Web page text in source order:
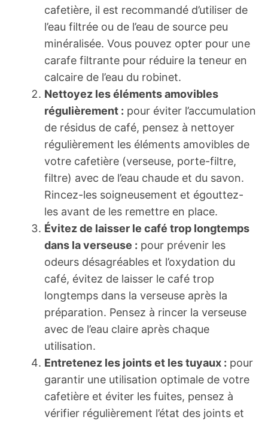
cafetière, il est recommandé d’utiliser de
l’eau filtrée ou de l’eau de source peu
minéralisée. Vous pouvez opter pour une
carafe filtrante pour réduire la teneur en
calcaire de l’eau du robinet.
Nettoyez les éléments amovibles
régulièrement : pour éviter l’accumulation
de résidus de café, pensez à nettoyer
régulièrement les éléments amovibles de
votre cafetière (verseuse, porte-filtre,
filtre) avec de l’eau chaude et du savon.
Rincez-les soigneusement et égouttez-
les avant de les remettre en place.
Évitez de laisser le café trop longtemps
dans la verseuse : pour prévenir les
odeurs désagréables et l’oxydation du
café, évitez de laisser le café trop
longtemps dans la verseuse après la
préparation. Pensez à rincer la verseuse
avec de l’eau claire après chaque
utilisation.
Entretenez les joints et les tuyaux : pour
garantir une utilisation optimale de votre
cafetière et éviter les fuites, pensez à
vérifier régulièrement l’état des joints et